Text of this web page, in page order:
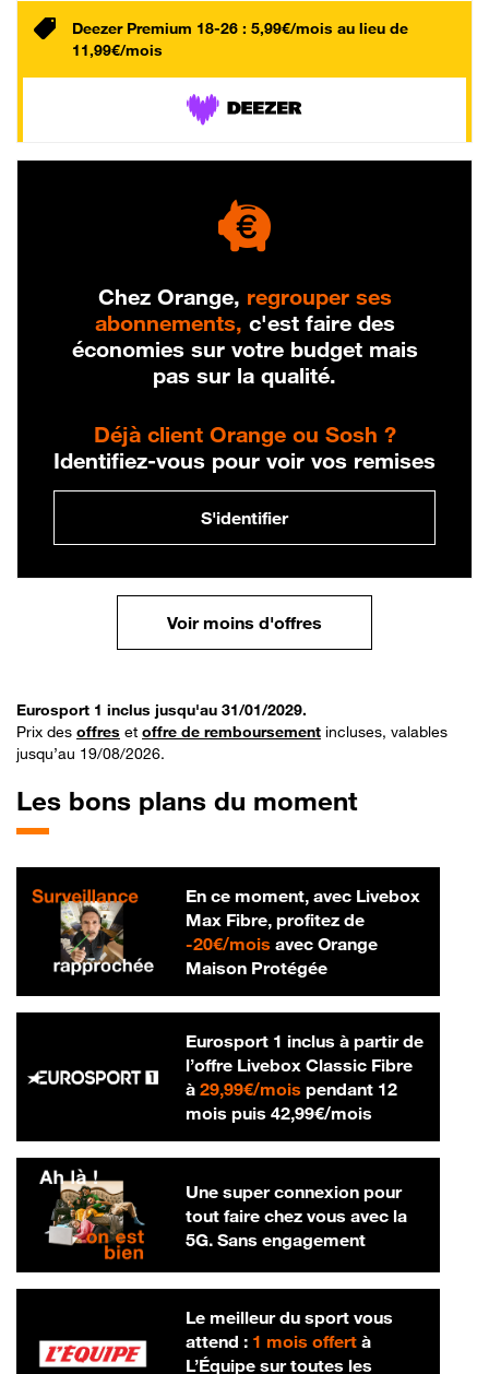
Deezer Premium 18-26 : 5,99€/mois au lieu de
11,99€/mois
Chez Orange, regrouper ses
abonnements, c'est faire des
économies sur votre budget mais
pas sur la qualité.
Déjà client Orange ou Sosh ?
Identifiez-vous pour voir vos remises
S'identifier
Voir moins d'offres
Eurosport 1 inclus jusqu'au 31/01/2029.
Prix des offres et offre de remboursement incluses, valables
jusqu’au 19/08/2026.
Les bons plans du moment
En ce moment, avec Livebox
Max Fibre, profitez de
-20€/mois20 € par mois
avec Orange
Maison Protégée
Eurosport 1 inclus à partir de
l’offre Livebox Classic Fibre
à 29,99€/mois29,99 € par mois
pendant 12
mois puis 42,99€/mois42,99 € par
Une super connexion pour
tout faire chez vous avec la
5G. Sans engagement
Le meilleur du sport vous
attend : 1 mois offertà
L’Équipe sur toutes les